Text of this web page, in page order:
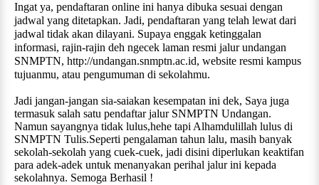
Ingat ya, pendaftaran online ini hanya dibuka sesuai dengan
jadwal yang ditetapkan. Jadi, pendaftaran yang telah lewat dari
jadwal tidak akan dilayani. Supaya enggak ketinggalan
informasi, rajin-rajin deh ngecek laman resmi jalur undangan
SNMPTN, http://undangan.snmptn.ac.id, website resmi kampus
tujuanmu, atau pengumuman di sekolahmu.
Jadi jangan-jangan sia-saiakan kesempatan ini dek, Saya juga
termasuk salah satu pendaftar jalur SNMPTN Undangan.
Namun sayangnya tidak lulus,hehe tapi Alhamdulillah lulus di
SNMPTN Tulis.Seperti pengalaman tahun lalu, masih banyak
sekolah-sekolah yang cuek-cuek, jadi disini diperlukan keaktifan
para adek-adek untuk menanyakan perihal jalur ini kepada
sekolahnya. Semoga Berhasil !